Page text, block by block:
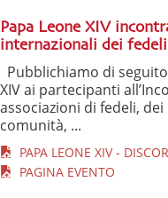
Papa Leone XIV
internazionali dei fedeli
Pubblichiamo di
XIV ai partecipanti
associazioni di fedeli,
comunità, ...
PAPA LEONE XIV -
PAGINA EVENTO